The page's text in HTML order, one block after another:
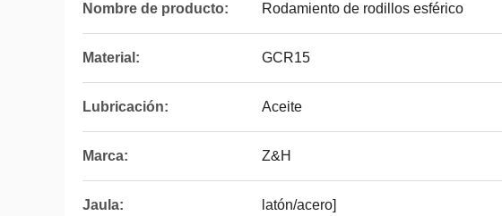
Nombre de producto: Rodamiento de rodillos esférico
Material: GCR15
Lubricación: Aceite
Marca: Z&H
Jaula: latón/acero]